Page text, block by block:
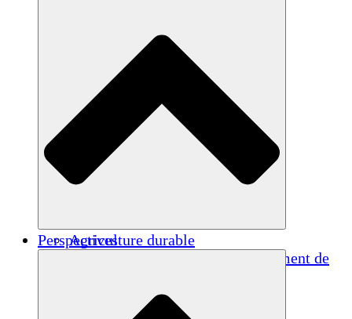
Agriculture durable
Rétablissement après un tremblement de
Autonomisation des femmes
Perspectives